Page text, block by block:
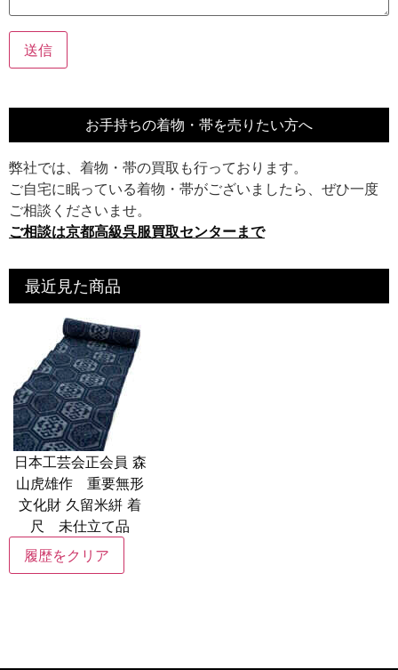
お手持ちの着物・帯を売りたい方へ
弊社では、着物・帯の買取も行っております。
ご自宅に眠っている着物・帯がございましたら、ぜひ一度
ご相談くださいませ。
ご相談は京都高級呉服買取センターまで
最近見た商品
日本工芸会正会員 森
山虎雄作 重要無形
文化財 久留米絣 着
尺 未仕立て品
履歴をクリア